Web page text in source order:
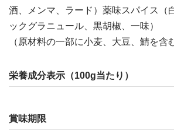
酒、メンマ、ラード）薬味スパイス（
ックグラニュール、黒胡椒、一味）
（原材料の一部に小麦、大豆、鯖を含
栄養成分表示（100g当たり）
賞味期限